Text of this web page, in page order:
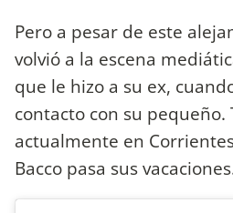
Pero a pesar de este
volvió a la escena
que le hizo a su ex,
contacto con su pequeño.
actualmente en
Bacco pasa sus